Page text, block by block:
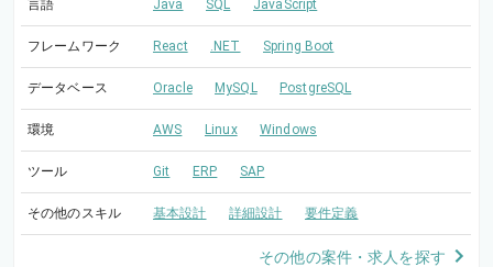
言語 Java SQL JavaScript
フレームワーク React .NET Spring Boot
データベース Oracle MySQL PostgreSQL
環境 AWS Linux Windows
ツール Git ERP SAP
その他のスキル 基本設計 詳細設計 要件定義
その他の案件・求人を探す